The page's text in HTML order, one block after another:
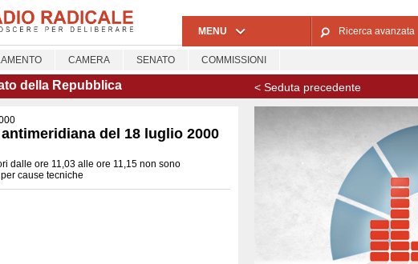
MENU Ricerca avanzata
CAMERA SENATO COMMISSIONI
della Repubblica < Seduta precedente
del 18 luglio 2000
dalle ore 11,03 alle ore 11,15 non sono
cause tecniche